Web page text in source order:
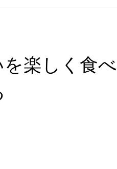
楽しく食べ